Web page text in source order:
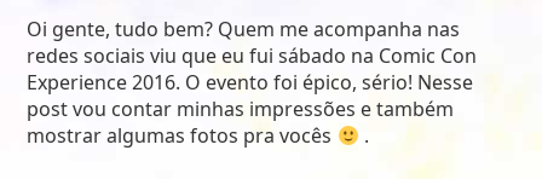
Oi gente, tudo bem? Quem me acompanha nas
redes sociais viu que eu fui sábado na Comic Con
Experience 2016. O evento foi épico, sério! Nesse
post vou contar minhas impressões e também
mostrar algumas fotos pra vocês
.